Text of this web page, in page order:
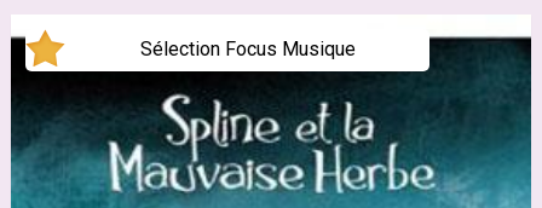
Sélection Focus Musique